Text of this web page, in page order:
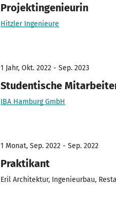
Projektingenieurin
Hitzler Ingenieure
1 Jahr, Okt. 2022 - Sep. 2023
Studentische
IBA Hamburg GmbH
1 Monat, Sep. 2022 - Sep. 2022
Praktikant
Eril Architektur, Ingenieurbau,